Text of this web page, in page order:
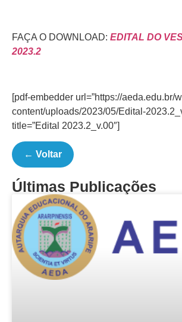
FAÇA O DOWNLOAD: EDITAL DO
2023.2
[pdf-embedder url=”https://aeda.edu.br/
content/uploads/2023/05/Edital-
title=”Edital 2023.2_v.00″]
← Voltar
Últimas Publicações